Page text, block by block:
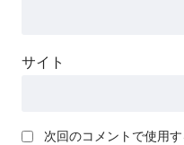
サイト
次回のコメントで使用